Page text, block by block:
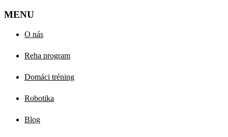
MENU
O nás
Reha program
Domáci tréning
Robotika
Blog